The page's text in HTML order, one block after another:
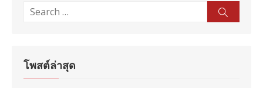
Search
โพสต์ล่าสุด